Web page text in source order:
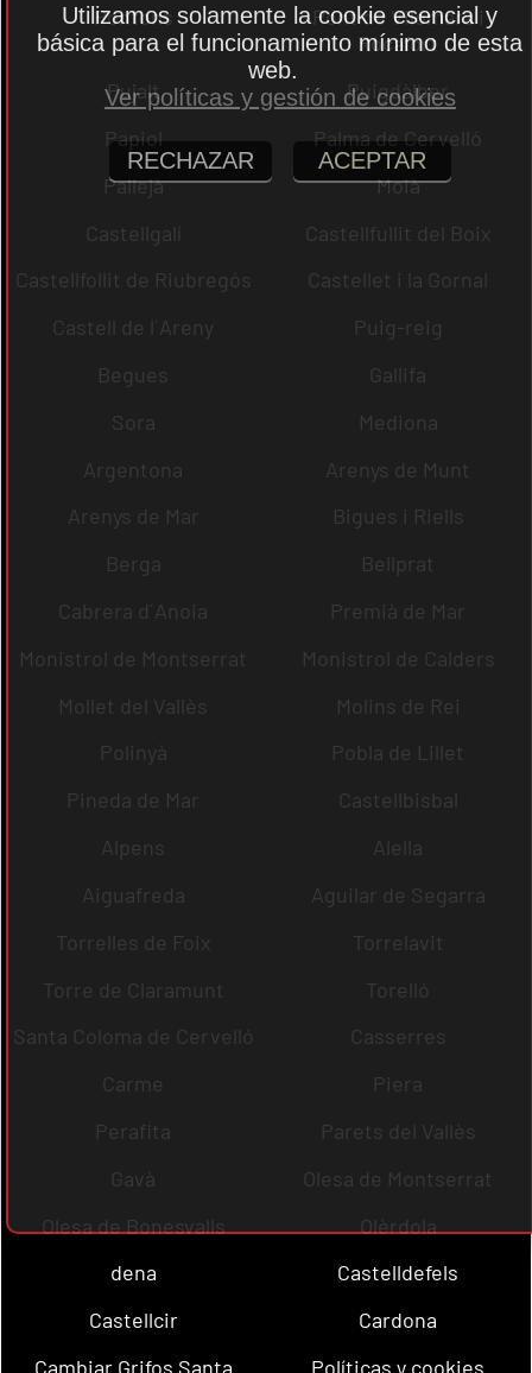
Pontons
Pont de Vilomara i
Rocafort
Pujalt
Puigdàlber
Papiol
Palma de Cervelló
Pallejà
Moià
Castellgalí
Castellfullit del Boix
Castellfollit de Riubregós
Castellet i la Gornal
Castell de l´Areny
Puig-reig
Begues
Gallifa
Sora
Mediona
Argentona
Arenys de Munt
Arenys de Mar
Bigues i Riells
Berga
Bellprat
Cabrera d´Anoia
Premià de Mar
Monistrol de Montserrat
Monistrol de Calders
Mollet del Vallès
Molins de Rei
Polinyà
Pobla de Lillet
Pineda de Mar
Castellbisbal
Alpens
Alella
Aiguafreda
Aguilar de Segarra
Torrelles de Foix
Torrelavit
Torre de Claramunt
Torelló
Santa Coloma de Cervelló
Casserres
Carme
Piera
Perafita
Parets del Vallès
Gavà
Olesa de Montserrat
Olesa de Bonesvalls
Olèrdola
dena
Castelldefels
Castellcir
Cardona
Cambiar Grifos Santa
Políticas y cookies
Utilizamos solamente la cookie esencial y
básica para el funcionamiento mínimo de esta
web.
Ver políticas y gestión de cookies
RECHAZAR ACEPTAR